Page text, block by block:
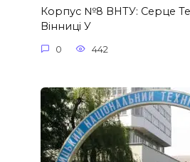
Корпус №8 ВНТУ: Серце
Вінниці У
0 442